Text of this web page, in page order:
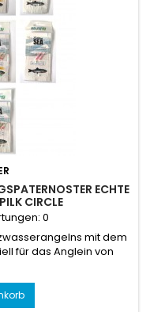
ECHTE
CIRCLE
0
mit dem
für das Anglein von
wurde.